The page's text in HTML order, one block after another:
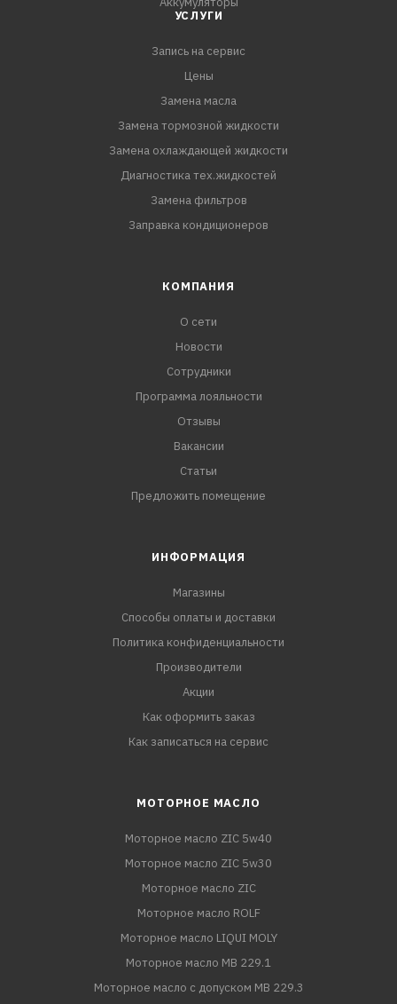
УСЛУГИ
Запись на сервис
Цены
Замена масла
Замена тормозной жидкости
Замена охлаждающей жидкости
Диагностика тех.жидкостей
Замена фильтров
Заправка кондиционеров
КОМПАНИЯ
О сети
Новости
Сотрудники
Программа лояльности
Отзывы
Вакансии
Статьи
Предложить помещение
ИНФОРМАЦИЯ
Магазины
Способы оплаты и доставки
Политика конфиденциальности
Производители
Акции
Как оформить заказ
Как записаться на сервис
МОТОРНОЕ МАСЛО
Моторное масло ZIC 5w40
Моторное масло ZIC 5w30
Моторное масло ZIC
Моторное масло ROLF
Моторное масло LIQUI MOLY
Моторное масло MB 229.1
Моторное масло с допуском MB 229.3